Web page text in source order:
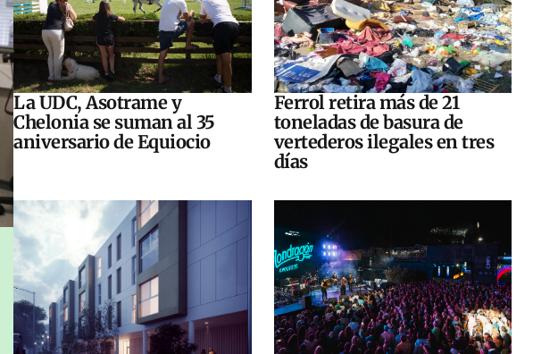
La UDC, Asotrame y
Chelonia se suman al 35
aniversario de Equiocio
Ferrol retira más de 21
toneladas de basura de
vertederos ilegales en tres
días